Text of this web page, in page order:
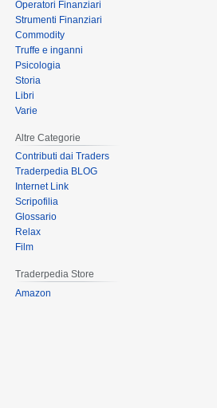
Operatori Finanziari
Strumenti Finanziari
Commodity
Truffe e inganni
Psicologia
Storia
Libri
Varie
Altre Categorie
Contributi dai Traders
Traderpedia BLOG
Internet Link
Scripofilia
Glossario
Relax
Film
Traderpedia Store
Amazon